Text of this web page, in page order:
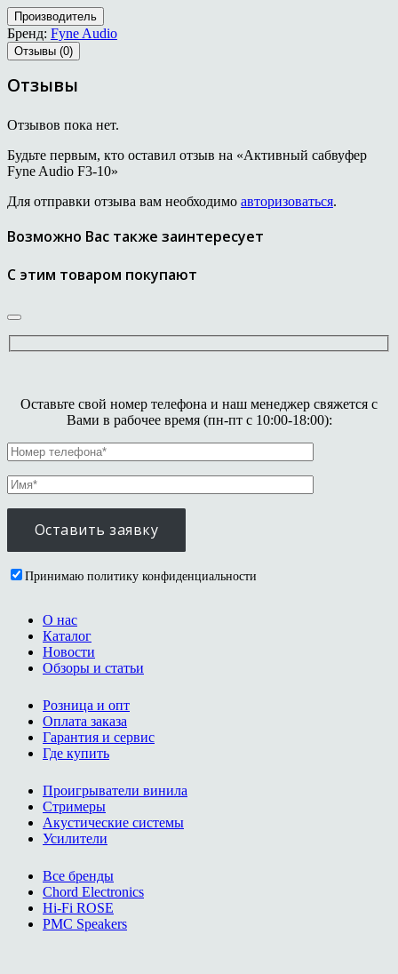
Производитель
Бренд: Fyne Audio
Отзывы (0)
Отзывы
Отзывов пока нет.
Будьте первым, кто оставил отзыв на «Активный сабвуфер
Fyne Audio F3-10»
Для отправки отзыва вам необходимо авторизоваться.
Возможно Вас также заинтересует
С этим товаром покупают
Оставьте свой номер телефона и наш менеджер свяжется с
Вами в рабочее время (пн-пт с 10:00-18:00):
Принимаю политику конфиденциальности
О нас
Каталог
Новости
Обзоры и статьи
Розница и опт
Оплата заказа
Гарантия и сервис
Где купить
Проигрыватели винила
Стримеры
Акустические системы
Усилители
Все бренды
Chord Electronics
Hi-Fi ROSE
PMC Speakers